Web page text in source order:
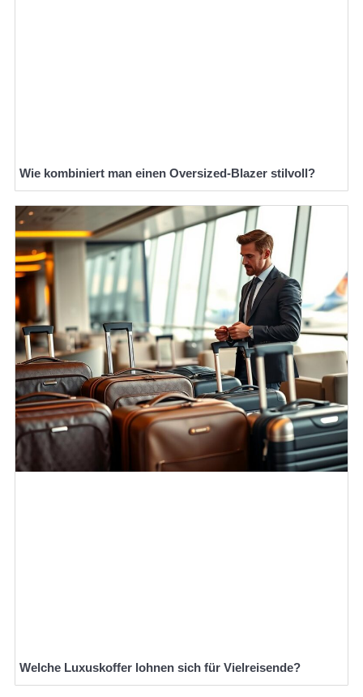
Wie kombiniert man einen Oversized-Blazer stilvoll?
Welche Luxuskoffer lohnen sich für Vielreisende?